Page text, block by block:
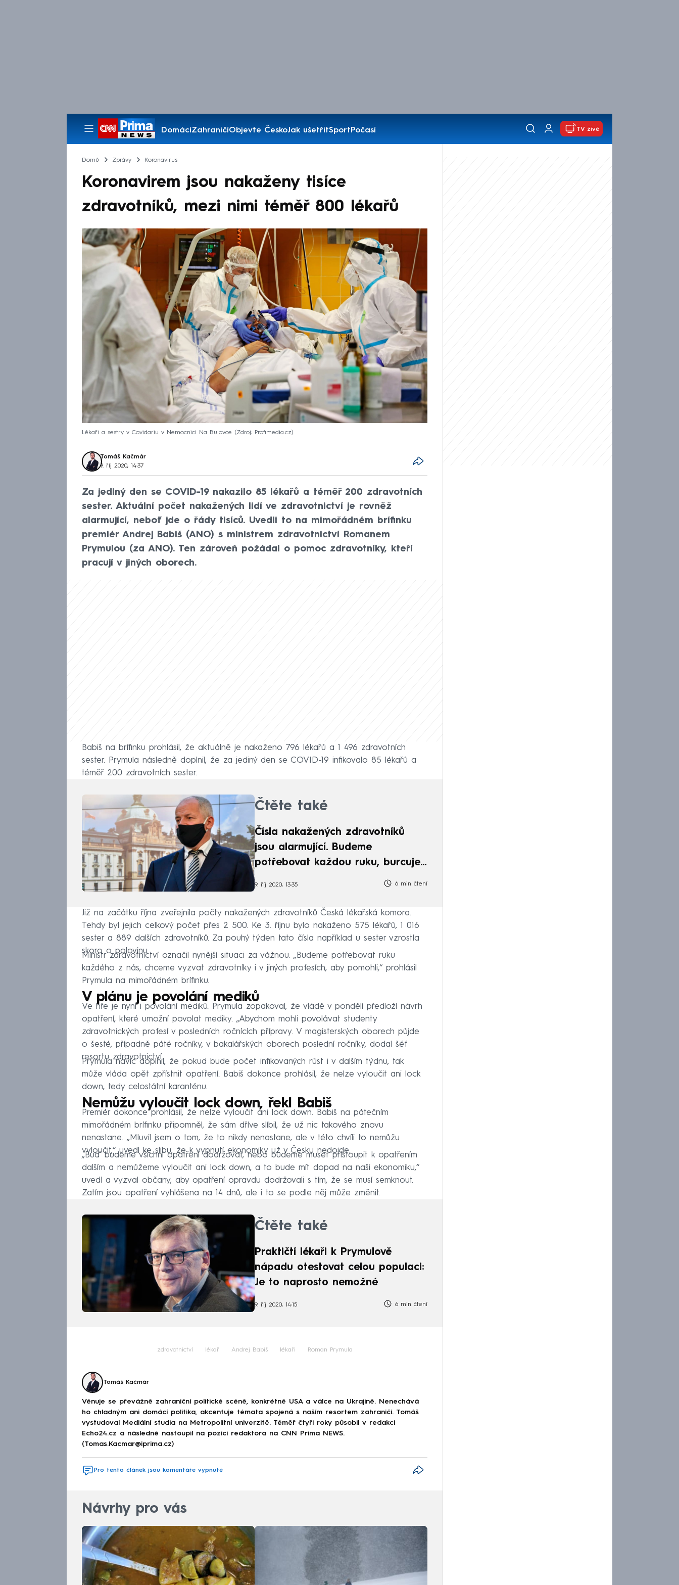
DomácíZahraničíObjevte ČeskoJak ušetřitSportPočasí
Pořady
TV živě
Domů Zprávy Koronavirus
Koronavirem jsou nakaženy tisíce
zdravotníků, mezi nimi téměř 800 lékařů
Lékaři a sestry v Covidariu v Nemocnici Na Bulovce Zdroj: Profimedia.cz
Tomáš Kačmár
9. říj 2020, 14:37
Za jediný den se COVID-19 nakazilo 85 lékařů a téměř 200 zdravotních
sester. Aktuální počet nakažených lidí ve zdravotnictví je rovněž
alarmující, neboť jde o řády tisíců. Uvedli to na mimořádném brífinku
premiér Andrej Babiš (ANO) s ministrem zdravotnictví Romanem
Prymulou (za ANO). Ten zároveň požádal o pomoc zdravotníky, kteří
pracují v jiných oborech.
Babiš na brífinku prohlásil, že aktuálně je nakaženo 796 lékařů a 1 496 zdravotních
sester. Prymula následně doplnil, že za jediný den se COVID-19 infikovalo 85 lékařů a
téměř 200 zdravotních sester.
Čtěte také
Čísla nakažených zdravotníků
jsou alarmující. Budeme
potřebovat každou ruku, burcuje
9. říj 2020, 13:35 6 min čtení
Již na začátku října zveřejnila počty nakažených zdravotníků Česká lékařská komora.
Tehdy byl jejich celkový počet přes 2 500. Ke 3. říjnu bylo nakaženo 575 lékařů, 1 016
sester a 889 dalších zdravotníků. Za pouhý týden tato čísla například u sester vzrostla
skoro o polovinu.
Ministr zdravotnictví označil nynější situaci za vážnou. „Budeme potřebovat ruku
každého z nás, chceme vyzvat zdravotníky i v jiných profesích, aby pomohli,“ prohlásil
Prymula na mimořádném brífinku.
V plánu je povolání mediků
Ve hře je nyní i povolání mediků. Prymula zopakoval, že vládě v pondělí předloží návrh
opatření, které umožní povolat mediky. „Abychom mohli povolávat studenty
zdravotnických profesí v posledních ročnících přípravy. V magisterských oborech půjde
o šesté, případně páté ročníky, v bakalářských oborech poslední ročníky, dodal šéf
resortu zdravotnictví.
Prymula navíc doplnil, že pokud bude počet infikovaných růst i v dalším týdnu, tak
může vláda opět zpřístnit opatření. Babiš dokonce prohlásil, že nelze vyloučit ani lock
down, tedy celostátní karanténu.
Nemůžu vyloučit lock down, řekl Babiš
Premiér dokonce prohlásil, že nelze vyloučit ani lock down. Babiš na pátečním
mimořádném brífinku připomněl, že sám dříve slíbil, že už nic takového znovu
nenastane. „Mluvil jsem o tom, že to nikdy nenastane, ale v této chvíli to nemůžu
vyloučit,“ uvedl ke slibu, že k vypnutí ekonomiky už v Česku nedojde.
„Buď budeme všichni opatření dodržovat, nebo budeme muset přistoupit k opatřením
dalším a nemůžeme vyloučit ani lock down, a to bude mít dopad na naši ekonomiku,“
uvedl a vyzval občany, aby opatření opravdu dodržovali s tím, že se musí semknout.
Zatím jsou opatření vyhlášena na 14 dnů, ale i to se podle něj může změnit.
Čtěte také
Praktičtí lékaři k Prymulově
nápadu otestovat celou populaci:
Je to naprosto nemožné
9. říj 2020, 14:15 6 min čtení
zdravotnictví lékař Andrej Babiš lékaři Roman Prymula
Tomáš Kačmár
Věnuje se převážně zahraniční politické scéně, konkrétně USA a válce na Ukrajině. Nenechává
ho chladným ani domácí politika, akcentuje témata spojená s naším resortem zahraničí. Tomáš
vystudoval Mediální studia na Metropolitní univerzitě. Téměř čtyři roky působil v redakci
Echo24.cz a následně nastoupil na pozici redaktora na CNN Prima NEWS.
(Tomas.Kacmar@iprima.cz)
Pro tento článek jsou komentáře vypnuté
Návrhy pro vás